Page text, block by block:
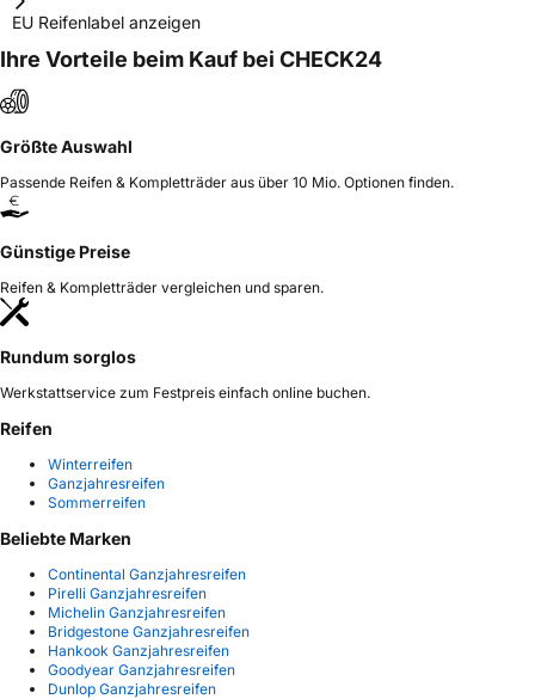
EU Reifenlabel anzeigen
Ihre Vorteile beim Kauf bei CHECK24
Größte Auswahl
Passende Reifen & Kompletträder aus über 10 Mio. Optionen finden.
Günstige Preise
Reifen & Kompletträder vergleichen und sparen.
Rundum sorglos
Werkstattservice zum Festpreis einfach online buchen.
Reifen
Winterreifen
Ganzjahresreifen
Sommerreifen
Beliebte Marken
Continental Ganzjahresreifen
Pirelli Ganzjahresreifen
Michelin Ganzjahresreifen
Bridgestone Ganzjahresreifen
Hankook Ganzjahresreifen
Goodyear Ganzjahresreifen
Dunlop Ganzjahresreifen